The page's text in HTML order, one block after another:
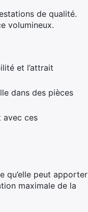
de qualité.
volumineux.
et l’attrait
dans des pièces
avec ces
qu’elle peut apporter
maximale de la